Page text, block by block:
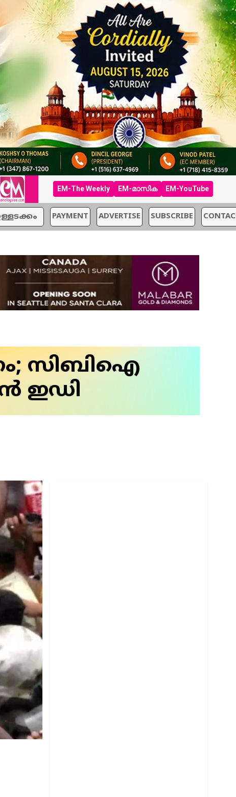
EM-The Weekly EM-മാസിക EM-YouTube
PAYMENT ADVERTISE SUBSCRIBE
സിബിഐ​
ഇഡി